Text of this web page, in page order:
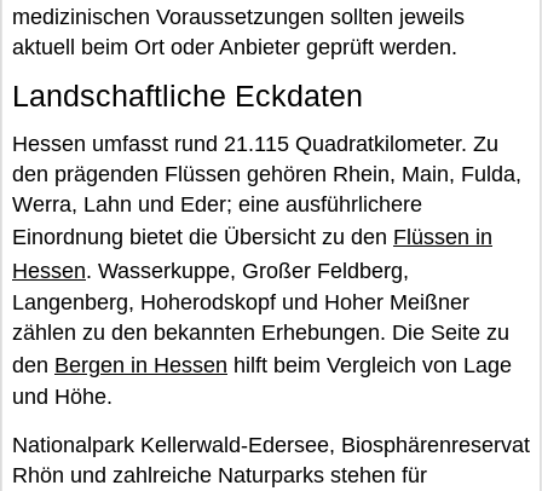
medizinischen Voraussetzungen sollten jeweils
aktuell beim Ort oder Anbieter geprüft werden.
Landschaftliche Eckdaten
Hessen umfasst rund 21.115 Quadratkilometer. Zu
den prägenden Flüssen gehören Rhein, Main, Fulda,
Werra, Lahn und Eder; eine ausführlichere
Einordnung bietet die Übersicht zu den Flüssen in
Hessen. Wasserkuppe, Großer Feldberg,
Langenberg, Hoherodskopf und Hoher Meißner
zählen zu den bekannten Erhebungen. Die Seite zu
den Bergen in Hessen hilft beim Vergleich von Lage
und Höhe.
Nationalpark Kellerwald-Edersee, Biosphärenreservat
Rhön und zahlreiche Naturparks stehen für